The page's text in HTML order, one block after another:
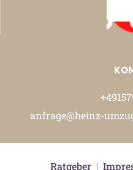
anfrage@heinz-
Ratgeber|